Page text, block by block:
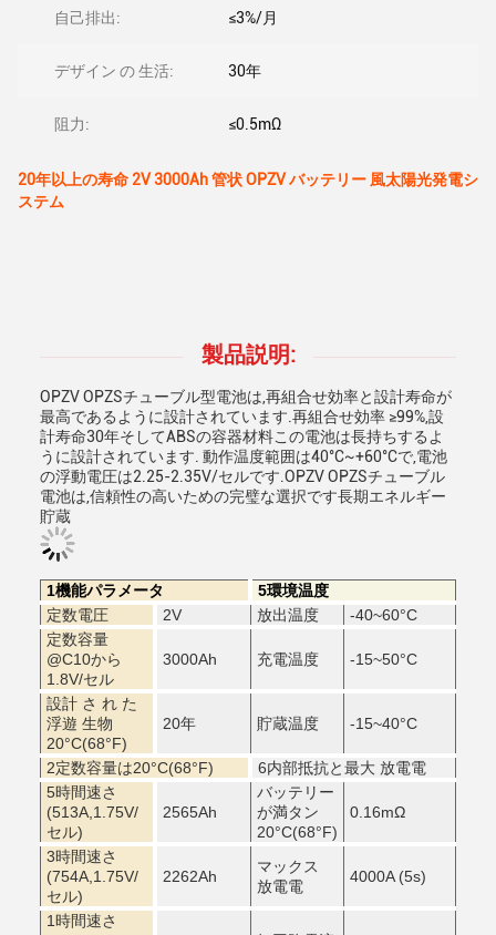
自己排出: ≤3%/月
デザイン の 生活: 30年
阻力: ≤0.5mΩ
20年以上の寿命 2V 3000Ah 管状 OPZV バッテリー 風太陽光発電シ
ステム
製品説明:
OPZV OPZSチューブル型電池は,再組合せ効率と設計寿命が
最高であるように設計されています.再組合せ効率 ≥99%,設
計寿命30年そしてABSの容器材料この電池は長持ちするよ
うに設計されています. 動作温度範囲は40°C~+60°Cで,電池
の浮動電圧は2.25-2.35V/セルです.OPZV OPZSチューブル
電池は,信頼性の高いための完璧な選択です長期エネルギー
貯蔵
1機能パラメータ
5環境温度
定数電圧
2V 放出温度 -40~60°C
定数容量
@C10から
1.8V/セル
3000Ah 充電温度 -15~50°C
設計 さ れ た
浮遊 生物
20°C(68°F)
20年 貯蔵温度 -15~40°C
2定数容量は20°C(68°F)
6内部抵抗と最大 放電電
5時間速さ
(513A,1.75V/
セル)
2565Ah
バッテリー
が満タン
20°C(68°F)
0.16mΩ
3時間速さ
(754A,1.75V/
セル)
2262Ah
マックス
放電電
4000A (5s)
1時間速さ